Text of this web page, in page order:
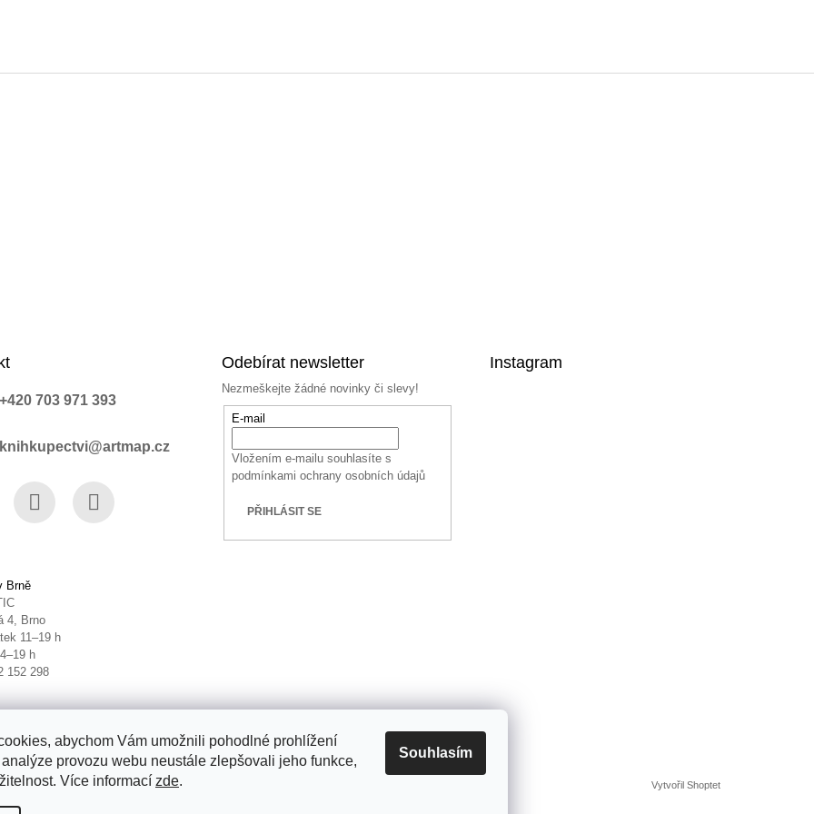
abychom Vám umožnili pohodlné prohlížení
provozu webu neustále zlepšovali jeho funkce,
Více informací zde.
Souhlasím
+420 703 971 393
knihkupectvi@artmap.cz
Odebírat newsletter
Nezmeškejte žádné novinky či slevy!
E-mail
Vložením e-mailu souhlasíte s
podmínkami ochrany osobních údajů
PŘIHLÁSIT SE
Instagram
Brně
4, Brno
11–19 h
h
152 298
nastavení cookies